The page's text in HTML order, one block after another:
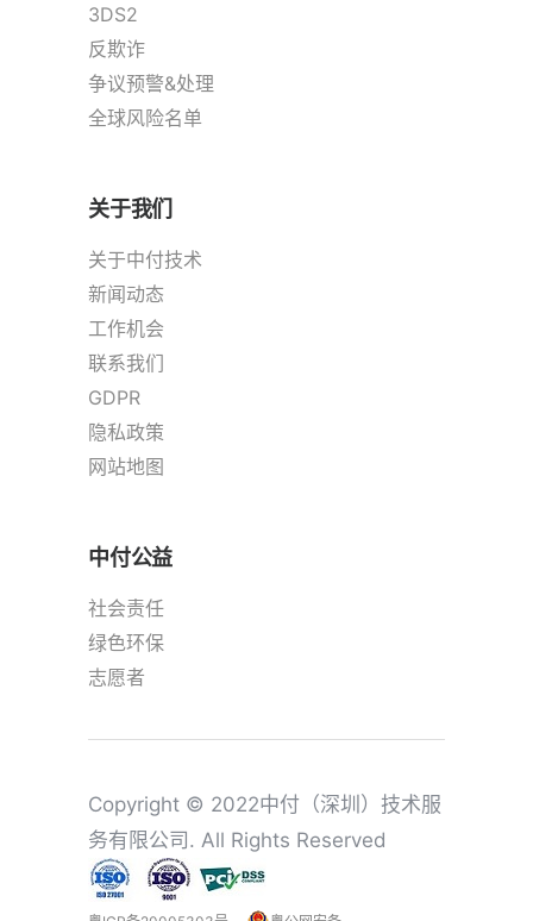
3DS2
反欺诈
争议预警&处理
全球风险名单
关于我们
关于中付技术
新闻动态
工作机会
联系我们
GDPR
隐私政策
网站地图
中付公益
社会责任
绿色环保
志愿者
Copyright © 2022中付（深圳）技术服
务有限公司. All Rights Reserved